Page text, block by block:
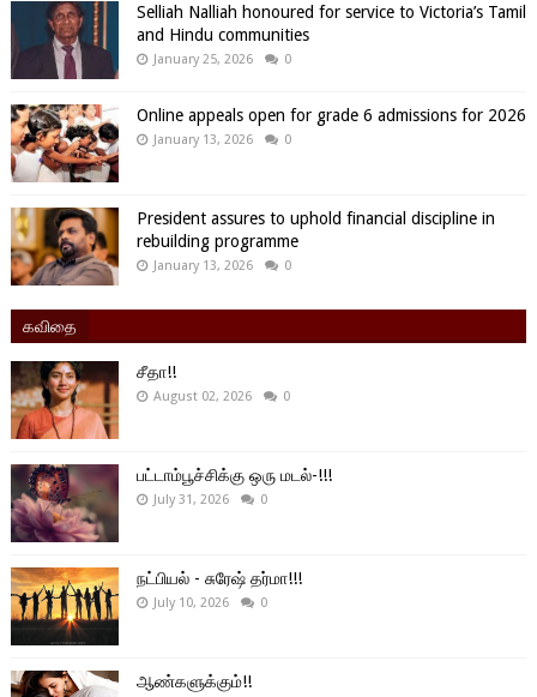
Selliah Nalliah honoured for service to Victoria’s Tamil
and Hindu communities
January 25, 2026 0
Online appeals open for grade 6 admissions for 2026
January 13, 2026 0
President assures to uphold financial discipline in
rebuilding programme
January 13, 2026 0
கவிதை
சீதா!!
August 02, 2026 0
பட்டாம்பூச்சிக்கு ஒரு மடல்-!!!
July 31, 2026 0
நட்பியல் - சுரேஷ் தர்மா!!!
July 10, 2026 0
ஆண்களுக்கும்!!